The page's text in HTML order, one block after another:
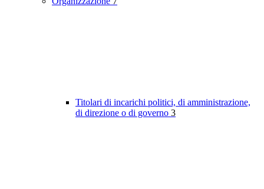
Titolari di incarichi politici, di amministrazione,
di direzione o di governo 3